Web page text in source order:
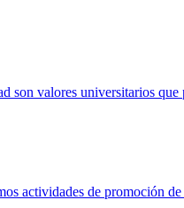
son valores universitarios que
actividades de promoción